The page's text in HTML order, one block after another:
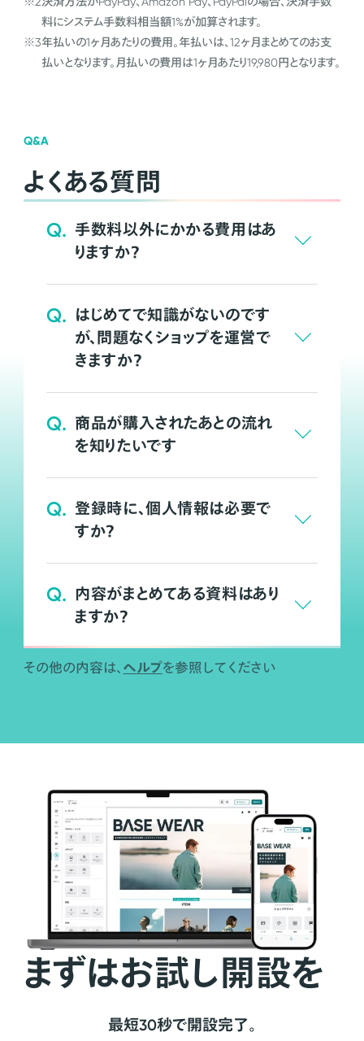
料にシステム手数料相当額1%が加算されます。
※3年払いの1ヶ月あたりの費用。年払いは、12ヶ月まとめてのお支
払いとなります。月払いの費用は1ヶ月あたり19,980円となります。
Q&A
よくある質問
Q. 手数料以外にかかる費用はあ
りますか？
Q. はじめてで知識がないのです
が、問題なくショップを運営で
きますか？
Q. 商品が購入されたあとの流れ
を知りたいです
Q. 登録時に、個人情報は必要で
すか？
Q. 内容がまとめてある資料はあり
ますか？
その他の内容は、 ヘルプを参照してください
まずはお試し開設を
最短30秒で開設完了。